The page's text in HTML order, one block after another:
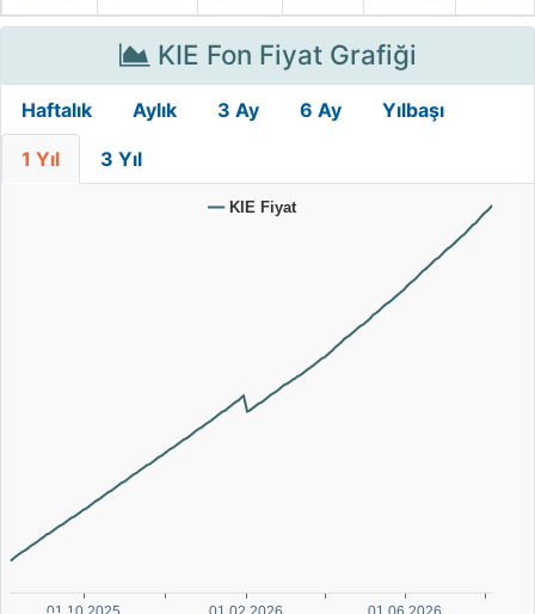
KIE Fon Fiyat Grafiği
Haftalık Aylık 3 Ay 6 Ay Yılbaşı
1 Yıl 3 Yıl